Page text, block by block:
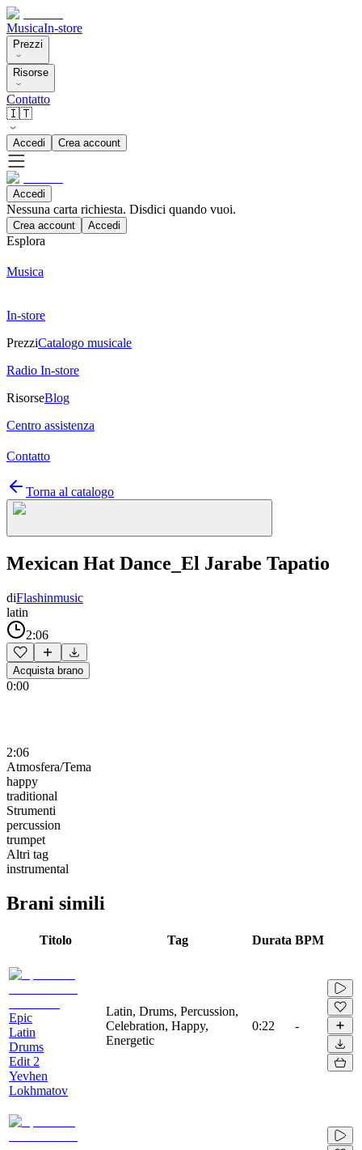
MusicaIn-store
Prezzi
Risorse
Contatto
🇮🇹
Accedi Crea account
Accedi
Nessuna carta richiesta. Disdici quando vuoi.
Crea account Accedi
Esplora
Musica
In-store
PrezziCatalogo musicale
Radio In-store
RisorseBlog
Centro assistenza
Contatto
Torna al catalogo
Mexican Hat Dance_El Jarabe Tapatio
diFlashinmusic
latin
2:06
Acquista brano
0:00
2:06
Atmosfera/Tema
happy
traditional
Strumenti
percussion
trumpet
Altri tag
instrumental
Brani simili
Titolo Tag Durata BPM
Epic
Latin
Drums
Edit 2
Yevhen
Lokhmatov
Latin, Drums, Percussion,
Celebration, Happy,
Energetic
0:22 -